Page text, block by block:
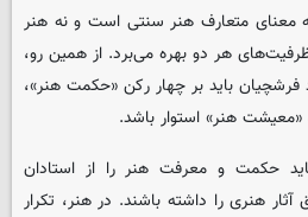
معنای متعارف هنر سنتی است و نه هنر
هر دو بهره می‌برد. از همین رو،
فرشچیان باید بر چهار رکن «حکمت هنر»،
هنر» استوار باشد.
حکمت و معرفت هنر را از استادان
آثار هنری را داشته باشند. در هنر، تکرار